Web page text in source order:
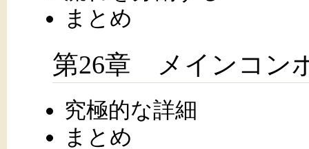
まとめ
第26章 メインコン
究極的な詳細
まとめ